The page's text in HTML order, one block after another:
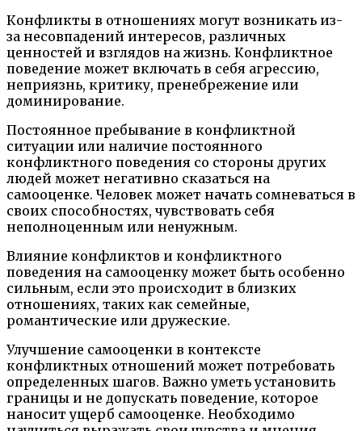
Конфликты в отношениях могут возникать из-
за несовпадений интересов, различных
ценностей и взглядов на жизнь. Конфликтное
поведение может включать в себя агрессию,
неприязнь, критику, пренебрежение или
доминирование.
Постоянное пребывание в конфликтной
ситуации или наличие постоянного
конфликтного поведения со стороны других
людей может негативно сказаться на
самооценке. Человек может начать сомневаться в
своих способностях, чувствовать себя
неполноценным или ненужным.
Влияние конфликтов и конфликтного
поведения на самооценку может быть особенно
сильным, если это происходит в близких
отношениях, таких как семейные,
романтические или дружеские.
Улучшение самооценки в контексте
конфликтных отношений может потребовать
определенных шагов. Важно уметь установить
границы и не допускать поведение, которое
наносит ущерб самооценке. Необходимо